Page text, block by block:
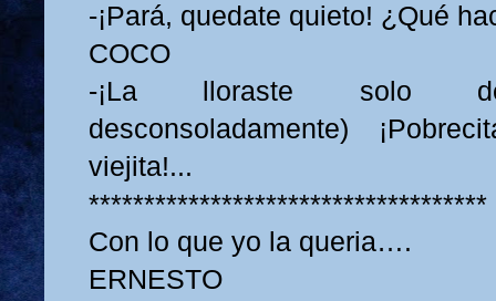
-¡Pará, quedate quieto! ¿Qué
COCO
-¡La lloraste solo
desconsoladamente)
viejita!...
************************************
Con lo que yo la queria….
ERNESTO